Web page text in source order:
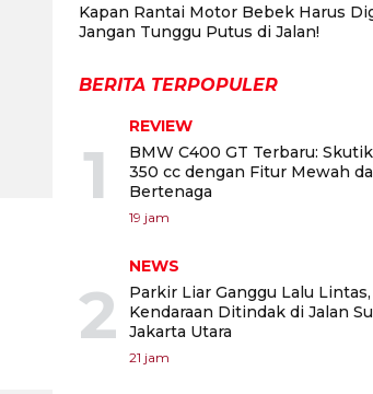
Kapan Rantai Motor Bebek Harus
Jangan Tunggu Putus di Jalan!
BERITA TERPOPULER
1
REVIEW
BMW C400 GT Terbaru:
350 cc dengan Fitur Mewah
Bertenaga
19 jam
2
NEWS
Parkir Liar Ganggu Lalu
Kendaraan Ditindak di Jalan
Jakarta Utara
21 jam